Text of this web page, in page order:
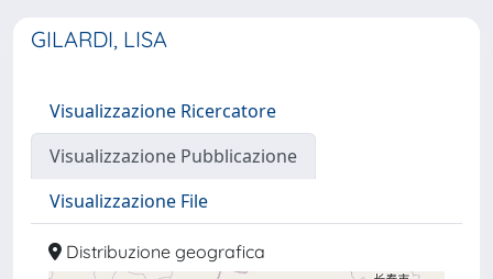
GILARDI, LISA
Visualizzazione Ricercatore
Visualizzazione Pubblicazione
Visualizzazione File
Distribuzione geografica